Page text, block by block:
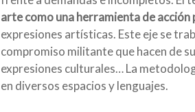
arte como una herramienta de
expresiones artísticas. Este eje se
compromiso militante que hacen de
expresiones culturales… La
en diversos espacios y lenguajes.